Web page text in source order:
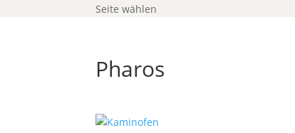
Seite wählen
Pharos